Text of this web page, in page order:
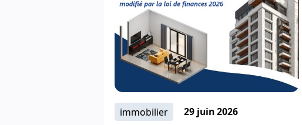
immobilier 29 juin 2026